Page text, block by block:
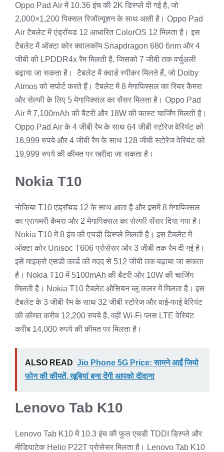
Oppo Pad Air में 10.36 इंच की 2K डिस्प्ले दी गई है, जो
2,000×1,200 पिक्सल रिजॉल्यूशन के साथ आती है। Oppo Pad
Air टैबलेट में एंड्रॉयड 12 आधारित ColorOS 12 मिलता है। इस
टैबलेट में ऑक्टा कोर क्वालकॉम Snapdragon 680 6nm और 4
जीबी की LPDDR4x रैम मिलती है, जिसको 7 जीबी तक वर्चुअली
बढ़ाया जा सकता है। टैबलेट में क्वार्ड स्पीकर मिलते हैं, जो Dolby
Atmos को सपोर्ट करते हैं। टैबलेट में 8 मेगापिक्सल का रियर कैमरा
और सेल्फी के लिए 5 मेगापिक्सल का सेंसर मिलता है। Oppo Pad
Air में 7,100mAh की बैटरी और 18W की फास्ट चार्जिंग मिलती है।
Oppo Pad Air के 4 जीबी रैम के साथ 64 जीबी स्टोरेज वेरियंट को
16,999 रुपये और 4 जीबी रैम के साथ 128 जीबी स्टोरेज वेरियंट को
19,999 रुपये की कीमत पर खरीदा जा सकता है।
Nokia T10
नोकिया T10 एंड्रॉयड 12 के साथ आता है और इसमें 8 मेगापिक्सल
का प्रायमरी कैमरा और 2 मेगापिक्सल का सेल्फी सेंसर दिया गया है।
Nokia T10 में 8 इंच की एचडी डिस्प्ले मिलती है। इस टैबलेट में
ऑक्टा कोर Unisoc T606 प्रोसेसर और 3 जीबी तक रैम दी गई है।
इसे माइक्रो एसडी कार्ड की मदद से 512 जीबी तक बढ़ाया जा सकता
है। Nokia T10 में 5100mAh की बैटरी और 10W की चार्जिंग
मिलती है। Nokia T10 टैबलेट ओसियन ब्लू कलर में मिलता है। इस
टैबलेट के 3 जीबी रैम के साथ 32 जीबी स्टोरेज और वाई-फाई वेरियंट
की कीमत करीब 12,200 रुपये है, वहीं Wi-Fi प्लस LTE वेरियंट
करीब 14,000 रुपये की कीमत पर मिलता है।
ALSO READ Jio Phone 5G Price: सामने आईं जियो
फोन की कीमतें, खूबियां बना देंगी आपको दीवाना
Lenovo Tab K10
Lenovo Tab K10 में 10.3 इंच की फुल एचडी TDDI डिस्प्ले और
मीडियाटेक Helio P22T प्रोसेसर मिलता है। Lenovo Tab K10